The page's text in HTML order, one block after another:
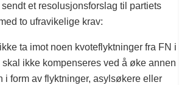
et resolusjonsforslag til partiets
to ufravikelige krav:
ta imot noen kvoteflyktninger fra FN i
skal ikke kompenseres ved å øke annen
i form av flyktninger, asylsøkere eller